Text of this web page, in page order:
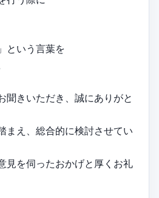
という言葉を
聞きいただき、誠にありがと
まえ、総合的に検討させてい
見を伺ったおかげと厚くお礼